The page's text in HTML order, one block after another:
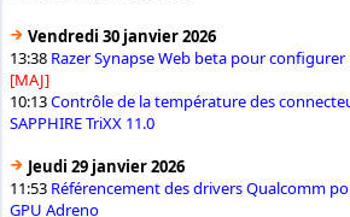
Vendredi 30 janvier 2026
13:38 Razer Synapse Web beta pour
[MAJ]
10:13Contrôle de la température des
SAPPHIRE TriXX 11.0
Jeudi 29 janvier 2026
11:53 Référencement des drivers Qualcomm
GPU Adreno